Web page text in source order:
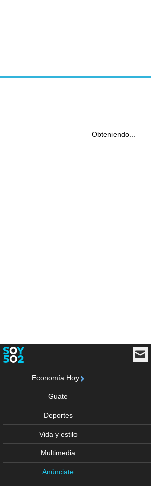
Obteniendo...
Economía Hoy
Guate
Deportes
Vida y estilo
Multimedia
Anúnciate